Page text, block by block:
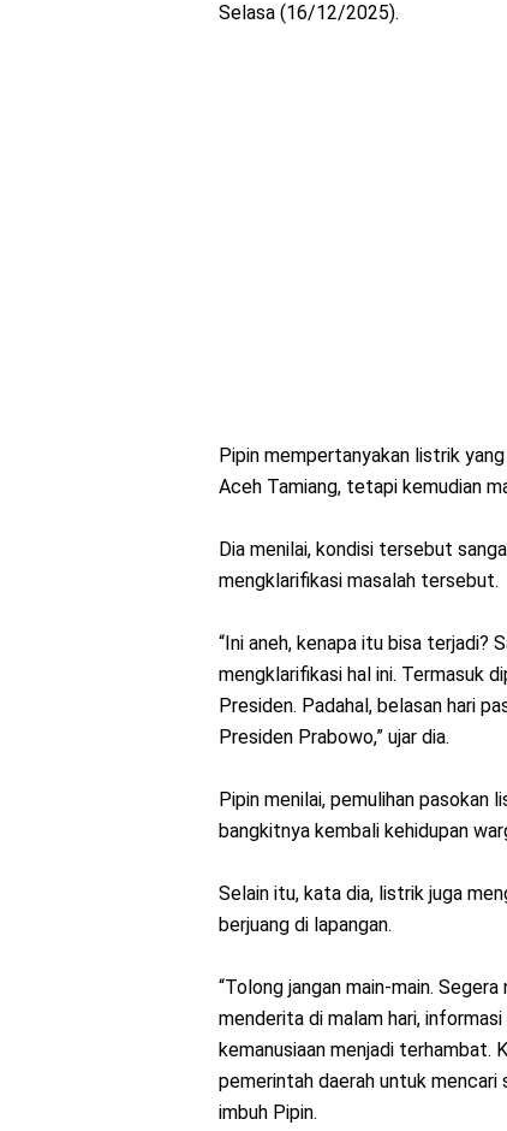
Selasa (16/12/2025).
Pipin mempertanyakan listrik
Aceh Tamiang, tetapi kemudian
Dia menilai, kondisi tersebut
mengklarifikasi masalah tersebut.
“Ini aneh, kenapa itu bisa terjadi?
mengklarifikasi hal ini. Termasuk
Presiden. Padahal, belasan hari
Presiden Prabowo,” ujar dia.
Pipin menilai, pemulihan
bangkitnya kembali kehidupan
Selain itu, kata dia, listrik juga
berjuang di lapangan.
“Tolong jangan main-main.
menderita di malam hari,
kemanusiaan menjadi terhambat.
pemerintah daerah untuk
imbuh Pipin.